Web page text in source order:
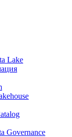
Lake
Governance